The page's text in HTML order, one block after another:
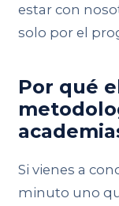
estar con
solo por el
Por qué
Si vienes a
minuto uno